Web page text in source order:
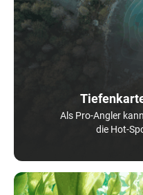
Als Pro-Angler
die Hot-